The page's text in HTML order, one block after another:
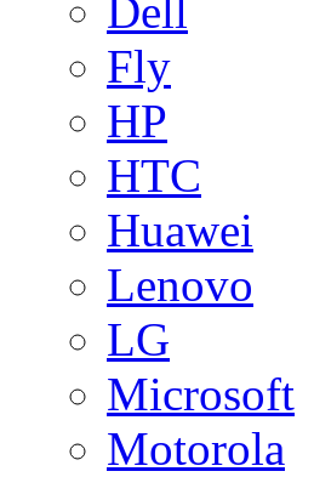
Dell
Fly
HP
HTC
Huawei
Lenovo
LG
Microsoft
Motorola